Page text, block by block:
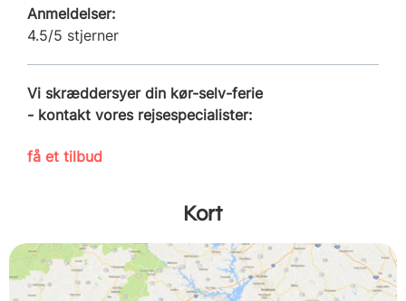
Anmeldelser:
4.5/5 stjerner
Vi skræddersyer din kør-selv-ferie
- kontakt vores rejsespecialister:
få et tilbud
Kort